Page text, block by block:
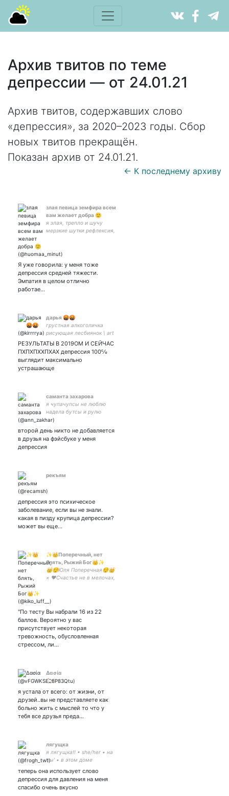
Архив твитов по теме
депрессии — от 24.01.21
Архив твитов, содержавших слово
«депрессия», за 2020–2023 годы. Сбор
новых твитов прекращён.
Показан архив от 24.01.21.
← К последнему архиву
злая певица земфира всем
вам желает добра 🙂
я злая, трепло и шучу
мерзкие шутки рефлексия,
гедонизм, шитпостинг,
тви – в первую очередь
личный дневник
Я уже говорила: у меня тоже
депрессия средней тяжести.
Эмпатия в целом отлично
работае…
дарья 🤬🤬
грустная алкоголичка
рисующая лесбиянок \ art
acc
РЕЗУЛЬТАТЫ В 2019ОМ И СЕЙЧАС
ПХПХПХХПХАХ депрессия 100℅
выглядит максимально
устрашающе
саманта захарова
я чупачупсы не люблю
надела бутсы и рулю
второй день никто не добавляется
в друзья на фэйсбуке у меня
депрессия
️рекъям
депрессия это психическое
заболевание, если вы не знали.
какая в пизду крупица депрессии?
может вы еще…
✨👑Поперечный, нет
блять, Рыжий Бог👑✨
👑😌Юля Поперечная😌👑
× ♥️Счастье не в мелочах,
🥰#Спунсачев🥰
с ромашкой✨
"По тесту Вы набрали 16 из 22
баллов. Вероятно у вас
присутствует некоторая
тревожность, обусловленная
стрессом, ли…
Δασία
🦙
я устала от всего: от жизни, от
друзей..вы не представляете как
больно жить с мыслей то что у
тебя все друзья преда…
лягущка
я лягущка!! • she/her • на
'ты' • в этом доме
аккаунт дамнатио киры и
нанами кенто
теперь она использует слово
депрессия для давления на меня
спасибо очень вкусно